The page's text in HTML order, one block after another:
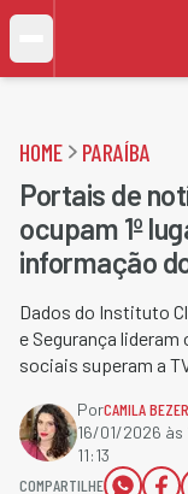
HOME PARAÍBA
Portais de
ocupam 1º
informação
Dados do Instituto
e Segurança
sociais superam a
PorCAMILA
16/01/2026 às
11:13
COMPARTILHE